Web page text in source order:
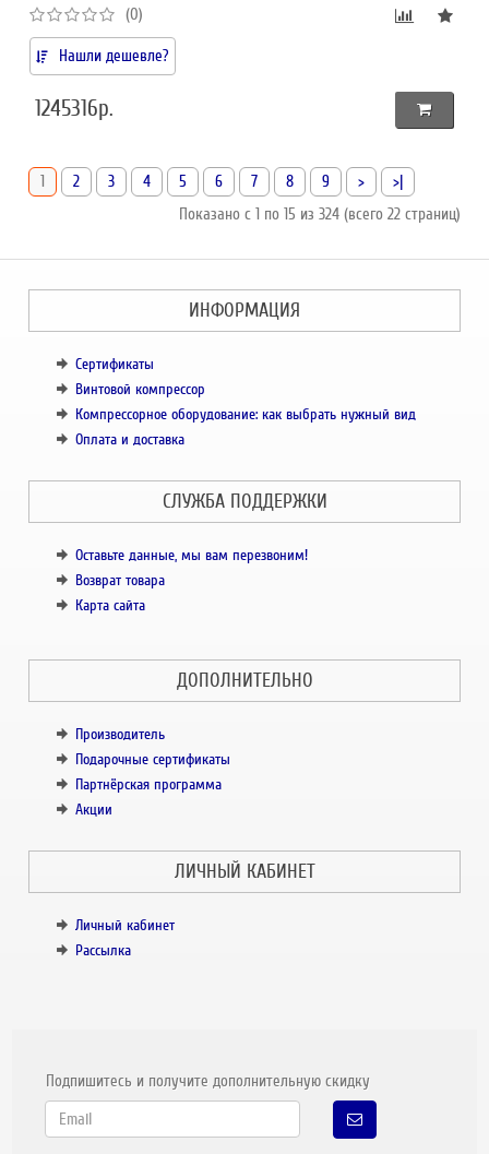
(0)
Нашли дешевле?
1245316р.
1 2 3 4 5 6 7 8 9 >
>|
Показано с 1 по 15 из 324 (всего 22 страниц)
ИНФОРМАЦИЯ
Сертификаты
Винтовой компрессор
Компрессорное оборудование: как выбрать нужный вид
Оплата и доставка
СЛУЖБА ПОДДЕРЖКИ
Оставьте данные, мы вам перезвоним!
Возврат товара
Карта сайта
ДОПОЛНИТЕЛЬНО
Производитель
Подарочные сертификаты
Партнёрская программа
Акции
ЛИЧНЫЙ КАБИНЕТ
Личный кабинет
Рассылка
Подпишитесь и получите дополнительную скидку